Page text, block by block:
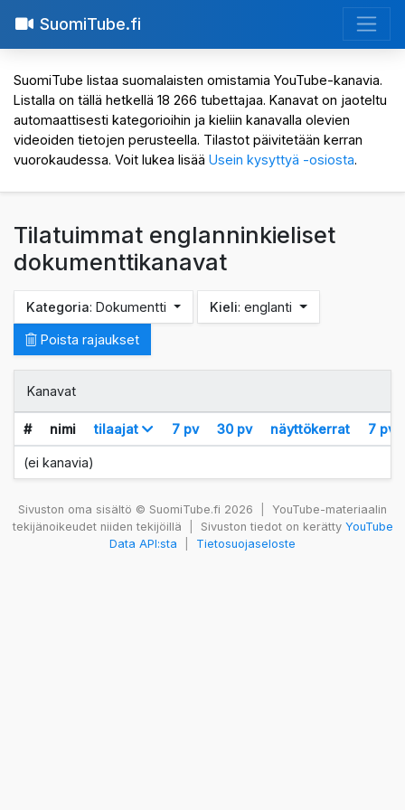
SuomiTube.fi
SuomiTube listaa suomalaisten omistamia YouTube-kanavia.
Listalla on tällä hetkellä 18 266 tubettajaa. Kanavat on jaoteltu
automaattisesti kategorioihin ja kieliin kanavalla olevien
videoiden tietojen perusteella. Tilastot päivitetään kerran
vuorokaudessa. Voit lukea lisää Usein kysyttyä -osiosta.
Tilatuimmat englanninkieliset
dokumenttikanavat
Kategoria: Dokumentti Kieli: englanti
Poista rajaukset
Kanavat
# nimi tilaajat 7 pv 30 pv näyttökerrat 7 pv
(ei kanavia)
Sivuston oma sisältö © SuomiTube.fi 2026
YouTube-materiaalin
tekijänoikeudet niiden tekijöillä
Sivuston tiedot on kerätty YouTube
Data API:sta
Tietosuojaseloste